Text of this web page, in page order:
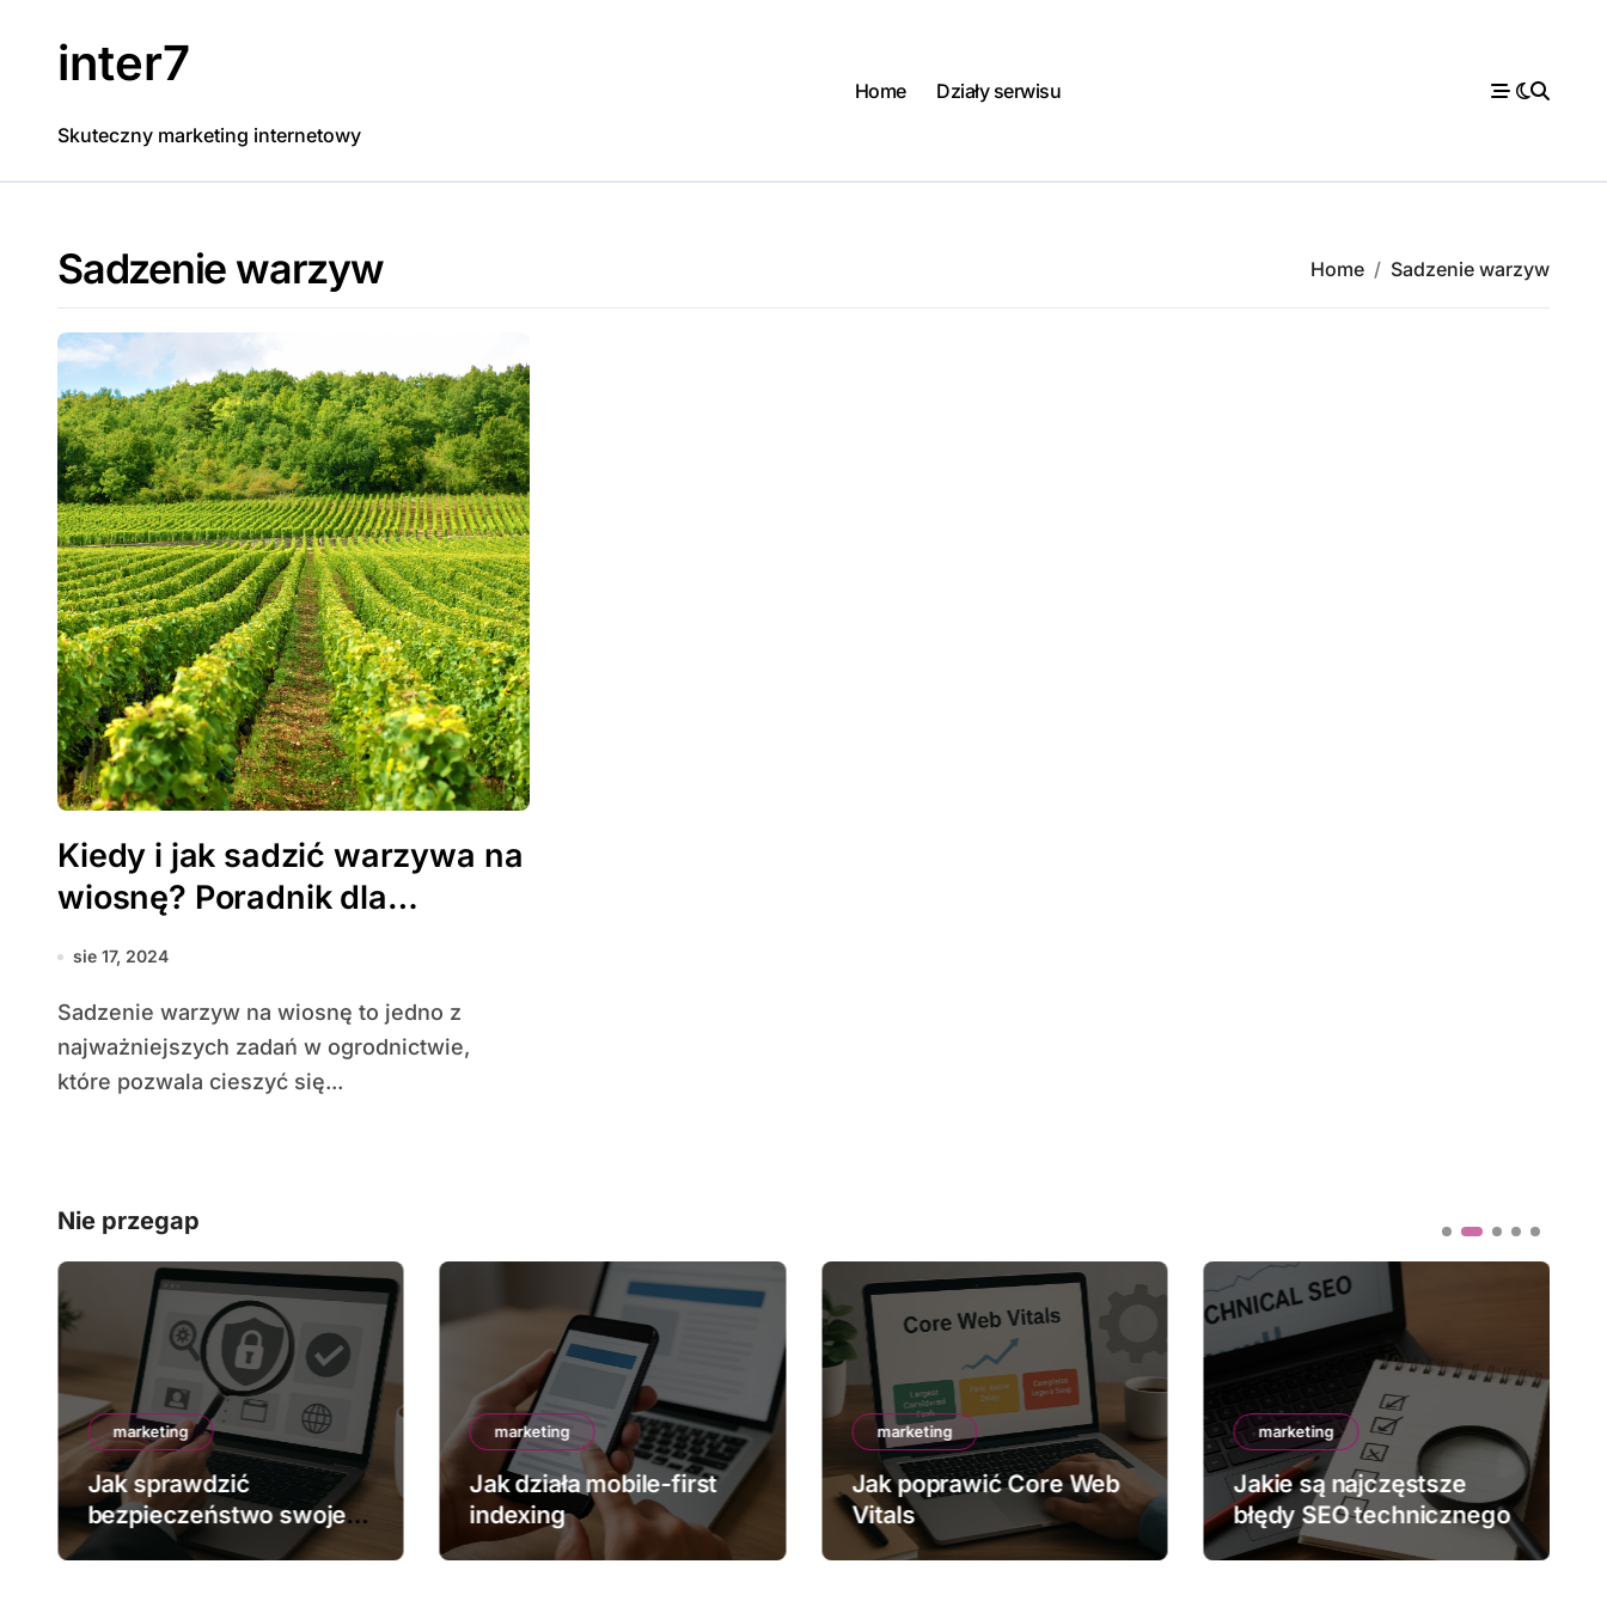
inter7
Skuteczny marketing internetowy
Home Działy serwisu
Sadzenie warzyw Home Sadzenie warzyw
Kiedy i jak sadzić warzywa na
wiosnę? Poradnik dla
początkujących
sie 17, 2024
Sadzenie warzyw na wiosnę to jedno z
najważniejszych zadań w ogrodnictwie,
które pozwala cieszyć się...
Nie przegap
marketing
Jak sprawdzić
bezpieczeństwo swojej
strony
marketing
Jak działa mobile-first
indexing
marketing
Jak poprawić Core Web
Vitals
marketing
Jakie są najczęstsze
błędy SEO technicznego